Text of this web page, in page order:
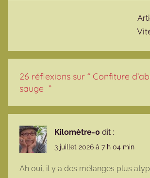
26 réflexions sur “ Confiture
sauge ”
Kilomètre-0 dit :
3 juillet 2026 à 7 h 04 min
Ah oui, il y a des mélanges plus